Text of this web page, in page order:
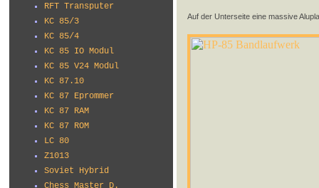
RFT Transputer
KC 85/3
KC 85/4
KC 85 IO Modul
KC 85 V24 Modul
KC 87.10
KC 87 Eprommer
KC 87 RAM
KC 87 ROM
LC 80
Z1013
Soviet Hybrid
Auf der Unterseite eine massive